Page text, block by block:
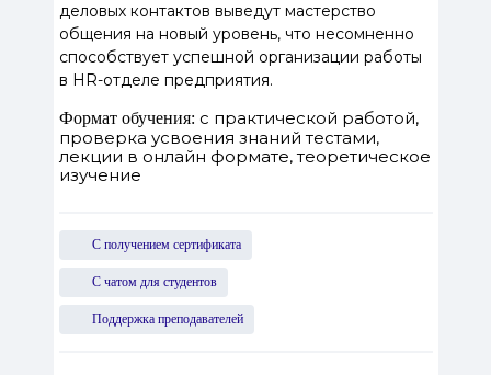
деловых контактов выведут мастерство
общения на новый уровень, что несомненно
способствует успешной организации работы
в HR-отделе предприятия.
Формат обучения: с практической работой,
проверка усвоения знаний тестами,
лекции в онлайн формате, теоретическое
изучение
С получением сертификата
С чатом для студентов
Поддержка преподавателей